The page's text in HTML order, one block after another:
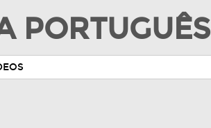
PORTUGUÊS